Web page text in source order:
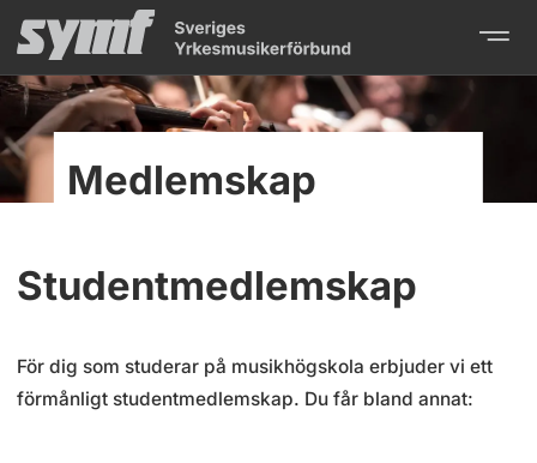
Medlemskap
Studentmedlemskap
För dig som studerar på musikhögskola erbjuder vi ett
förmånligt studentmedlemskap. Du får bland annat: